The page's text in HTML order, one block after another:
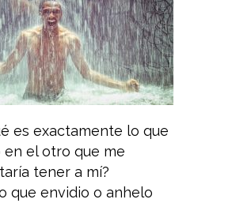
es exactamente lo que
en el otro que me
tener a mí?
que envidio o anhelo